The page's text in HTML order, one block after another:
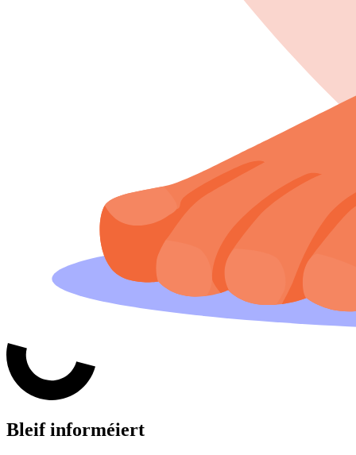
Bleif informéiert